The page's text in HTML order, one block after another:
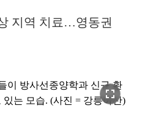
지역 치료…영동권
fullscreen